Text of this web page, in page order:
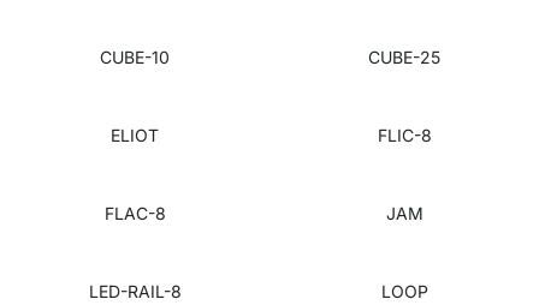
CUBE-10 CUBE-25
ELIOT FLIC-8
FLAC-8 JAM
LED-RAIL-8 LOOP